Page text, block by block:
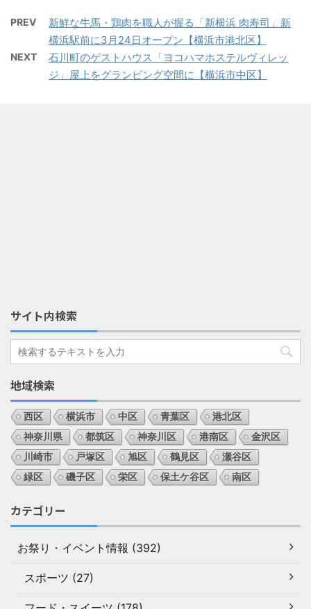
PREV
新鮮な牛馬・鶏肉を職人が握る「新横浜 肉寿司」新
横浜駅前に3月24日オープン【横浜市港北区】
NEXT
石川町のゲストハウス「ヨコハマホステルヴィレッ
ジ」屋上をグランピング空間に【横浜市中区】
サイト内検索
地域検索
西区 横浜市 中区 青葉区
港北区
神奈川県
都筑区 神奈川区 港南区
金沢区
川崎市
戸塚区 旭区 鶴見区
瀬谷区
緑区
磯子区 栄区 保土ケ谷区 南区
カテゴリー
お祭り・イベント情報 (392)
スポーツ (27)